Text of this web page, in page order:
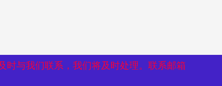
时与我们联系，我们将及时处理。联系邮箱
时与我们联系，我们将及时处理。联系邮箱